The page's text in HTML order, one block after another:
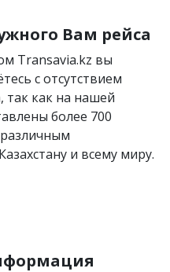
Вам рейса
Transavia.kz вы
с отсутствием
так как на нашей
более 700
и всему миру.